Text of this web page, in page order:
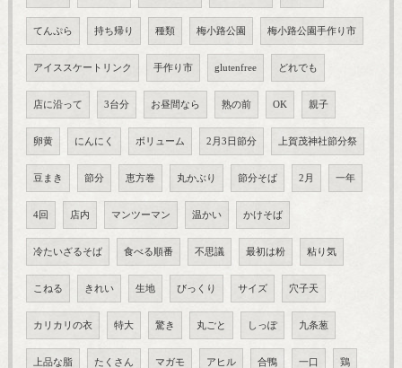
てんぷら 持ち帰り 種類 梅小路公園 梅小路公園手作り市
アイススケートリンク 手作り市 glutenfree どれでも
店に沿って 3台分 お昼間なら 熟の前 OK 親子
卵黄 にんにく ボリューム 2月3日節分 上賀茂神社節分祭
豆まき 節分 恵方巻 丸かぶり 節分そば 2月 一年
4回 店内 マンツーマン 温かい かけそば
冷たいざるそば 食べる順番 不思議 最初は粉 粘り気
こねる きれい 生地 びっくり サイズ 穴子天
カリカリの衣 特大 驚き 丸ごと しっぽ 九条葱
上品な脂 たくさん マガモ アヒル 合鴨 一口 鶏